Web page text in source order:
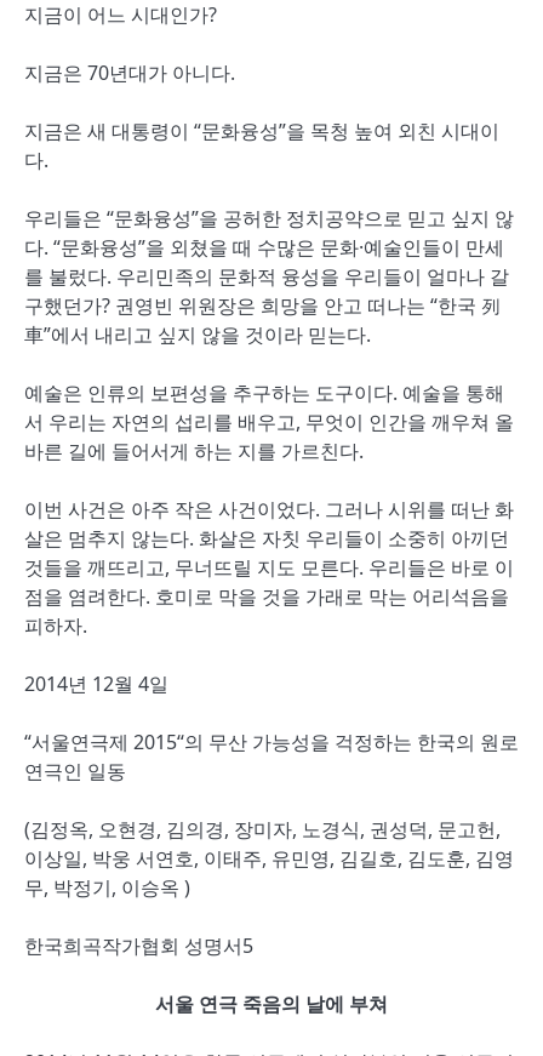
지금이 어느 시대인가?
지금은 70년대가 아니다.
지금은 새 대통령이 “문화융성”을 목청 높여 외친 시대이
다.
우리들은 “문화융성”을 공허한 정치공약으로 믿고 싶지 않
다. “문화융성”을 외쳤을 때 수많은 문화·예술인들이 만세
를 불렀다. 우리민족의 문화적 융성을 우리들이 얼마나 갈
구했던가? 권영빈 위원장은 희망을 안고 떠나는 “한국 列
車”에서 내리고 싶지 않을 것이라 믿는다.
예술은 인류의 보편성을 추구하는 도구이다. 예술을 통해
서 우리는 자연의 섭리를 배우고, 무엇이 인간을 깨우쳐 올
바른 길에 들어서게 하는 지를 가르친다.
이번 사건은 아주 작은 사건이었다. 그러나 시위를 떠난 화
살은 멈추지 않는다. 화살은 자칫 우리들이 소중히 아끼던
것들을 깨뜨리고, 무너뜨릴 지도 모른다. 우리들은 바로 이
점을 염려한다. 호미로 막을 것을 가래로 막는 어리석음을
피하자.
2014년 12월 4일
“서울연극제 2015“의 무산 가능성을 걱정하는 한국의 원로
연극인 일동
(김정옥, 오현경, 김의경, 장미자, 노경식, 권성덕, 문고헌,
이상일, 박웅 서연호, 이태주, 유민영, 김길호, 김도훈, 김영
무, 박정기, 이승옥 )
한국희곡작가협회 성명서5
서울 연극 죽음의 날에 부쳐